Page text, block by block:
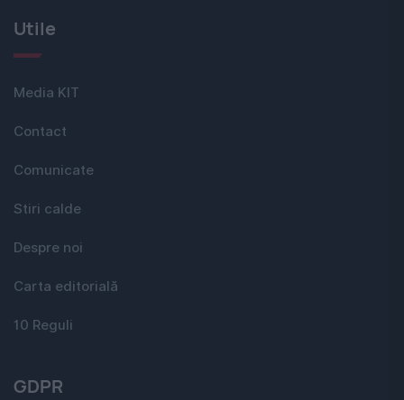
Utile
Media KIT
Contact
Comunicate
Stiri calde
Despre noi
Carta editorială
10 Reguli
GDPR